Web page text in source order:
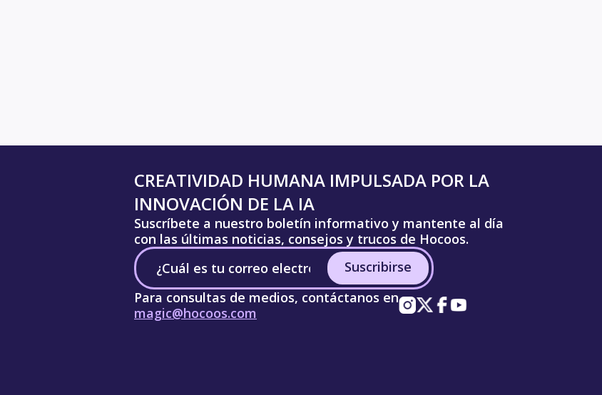
CREATIVIDAD HUMANA IMPULSADA POR LA
INNOVACIÓN DE LA IA
Suscríbete a nuestro boletín informativo y mantente al día
con las últimas noticias, consejos y trucos de Hocoos.
Suscribirse
Para consultas de medios, contáctanos en
magic@hocoos.com